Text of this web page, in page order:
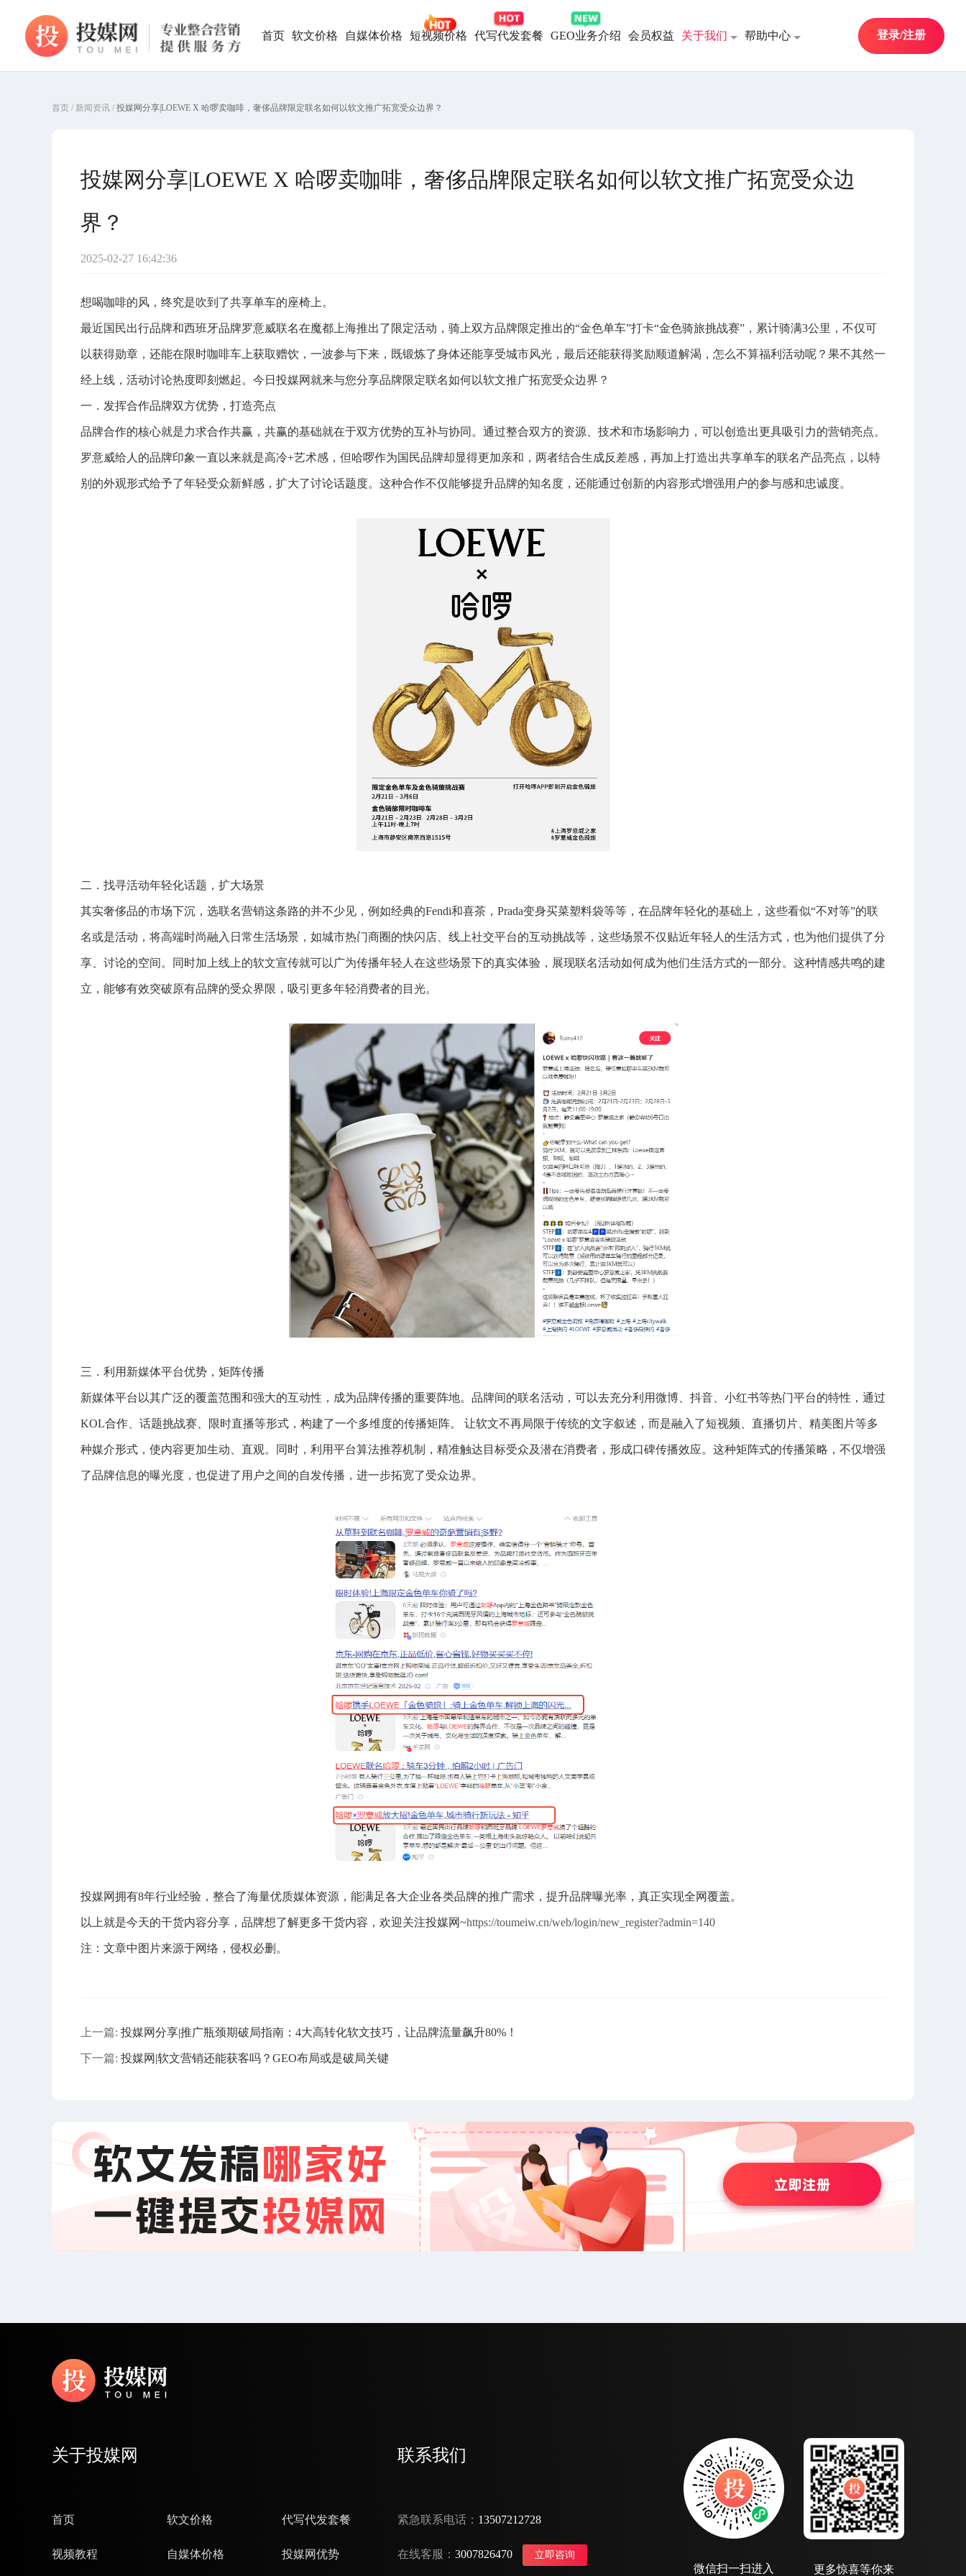
首页 软文价格 自媒体价格 短视频价格 代写代发套餐 GEO业务介绍 会员权益 关于我们 帮助中心 登录/注册
首页 / 新闻资讯 / 投媒网分享|LOEWE X 哈啰卖咖啡，奢侈品牌限定联名如何以软文推广拓宽受众边界？
投媒网分享|LOEWE X 哈啰卖咖啡，奢侈品牌限定联名如何以软文推广拓宽受众边
界？
2025-02-27 16:42:36
想喝咖啡的风，终究是吹到了共享单车的座椅上。
最近国民出行品牌和西班牙品牌罗意威联名在魔都上海推出了限定活动，骑上双方品牌限定推出的“金色单车”打卡“金色骑旅挑战赛”，累计骑满3公里，不仅可
以获得勋章，还能在限时咖啡车上获取赠饮，一波参与下来，既锻炼了身体还能享受城市风光，最后还能获得奖励顺道解渴，怎么不算福利活动呢？果不其然一
经上线，活动讨论热度即刻燃起。今日投媒网就来与您分享品牌限定联名如何以软文推广拓宽受众边界？
一．发挥合作品牌双方优势，打造亮点
品牌合作的核心就是力求合作共赢，共赢的基础就在于双方优势的互补与协同。通过整合双方的资源、技术和市场影响力，可以创造出更具吸引力的营销亮点。
罗意威给人的品牌印象一直以来就是高冷+艺术感，但哈啰作为国民品牌却显得更加亲和，两者结合生成反差感，再加上打造出共享单车的联名产品亮点，以特
别的外观形式给予了年轻受众新鲜感，扩大了讨论话题度。这种合作不仅能够提升品牌的知名度，还能通过创新的内容形式增强用户的参与感和忠诚度。
二．找寻活动年轻化话题，扩大场景
其实奢侈品的市场下沉，选联名营销这条路的并不少见，例如经典的Fendi和喜茶，Prada变身买菜塑料袋等等，在品牌年轻化的基础上，这些看似“不对等”的联
名或是活动，将高端时尚融入日常生活场景，如城市热门商圈的快闪店、线上社交平台的互动挑战等，这些场景不仅贴近年轻人的生活方式，也为他们提供了分
享、讨论的空间。同时加上线上的软文宣传就可以广为传播年轻人在这些场景下的真实体验，展现联名活动如何成为他们生活方式的一部分。这种情感共鸣的建
立，能够有效突破原有品牌的受众界限，吸引更多年轻消费者的目光。
三．利用新媒体平台优势，矩阵传播
新媒体平台以其广泛的覆盖范围和强大的互动性，成为品牌传播的重要阵地。品牌间的联名活动，可以去充分利用微博、抖音、小红书等热门平台的特性，通过
KOL合作、话题挑战赛、限时直播等形式，构建了一个多维度的传播矩阵。 让软文不再局限于传统的文字叙述，而是融入了短视频、直播切片、精美图片等多
种媒介形式，使内容更加生动、直观。同时，利用平台算法推荐机制，精准触达目标受众及潜在消费者，形成口碑传播效应。这种矩阵式的传播策略，不仅增强
了品牌信息的曝光度，也促进了用户之间的自发传播，进一步拓宽了受众边界。
投媒网拥有8年行业经验，整合了海量优质媒体资源，能满足各大企业各类品牌的推广需求，提升品牌曝光率，真正实现全网覆盖。
以上就是今天的干货内容分享，品牌想了解更多干货内容，欢迎关注投媒网~https://toumeiw.cn/web/login/new_register?admin=140
注：文章中图片来源于网络，侵权必删。
上一篇: 投媒网分享|推广瓶颈期破局指南：4大高转化软文技巧，让品牌流量飙升80%！
下一篇: 投媒网|软文营销还能获客吗？GEO布局或是破局关键
关于投媒网
首页 软文价格 代写代发套餐
视频教程 自媒体价格 投媒网优势
联系我们
紧急联系电话： 13507212728
在线客服： 3007826470 立即咨询
微信扫一扫进入 更多惊喜等你来